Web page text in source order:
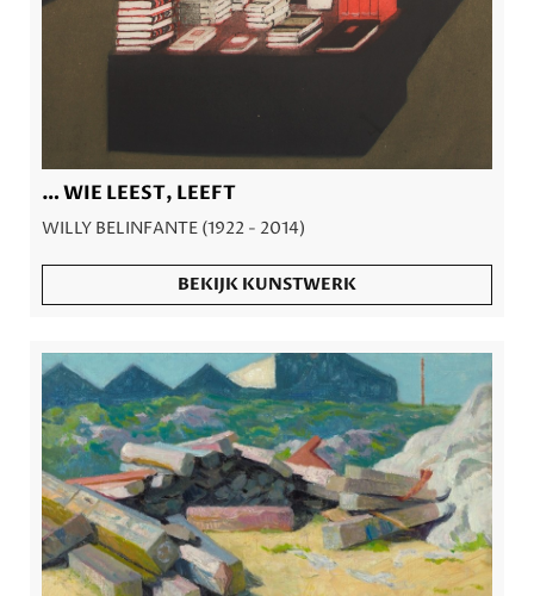
… WIE LEEST, LEEFT
WILLY BELINFANTE (1922 - 2014)
BEKIJK KUNSTWERK